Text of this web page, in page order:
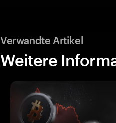
Verwandte Artikel
Weitere